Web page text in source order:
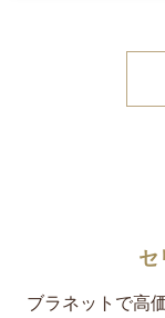
査定結果をお伝え
セ
ブラネットで高